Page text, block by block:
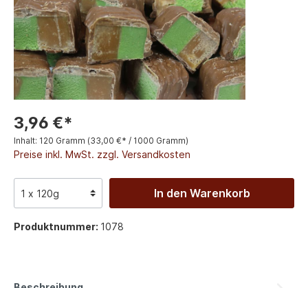
3,96 €*
Inhalt: 120 Gramm (33,00 €* / 1000 Gramm)
Preise inkl. MwSt. zzgl. Versandkosten
In den Warenkorb
Produktnummer: 1078